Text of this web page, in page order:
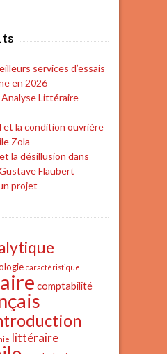
services d’essais
en 2026
Littéraire
et la condition ouvrière
Zola
la désillusion dans
Flaubert
projet
caractéristique
comptabilité
littéraire